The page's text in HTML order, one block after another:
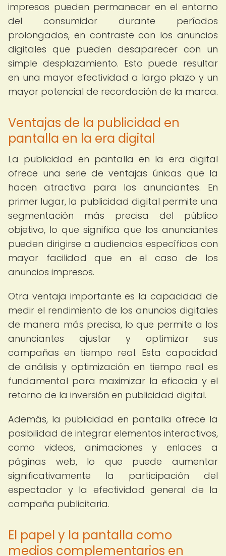
impresos pueden permanecer en el entorno
del consumidor durante períodos
prolongados, en contraste con los anuncios
digitales que pueden desaparecer con un
simple desplazamiento. Esto puede resultar
en una mayor efectividad a largo plazo y un
mayor potencial de recordación de la marca.
Ventajas de la publicidad en
pantalla en la era digital
La publicidad en pantalla en la era digital
ofrece una serie de ventajas únicas que la
hacen atractiva para los anunciantes. En
primer lugar, la publicidad digital permite una
segmentación más precisa del público
objetivo, lo que significa que los anunciantes
pueden dirigirse a audiencias específicas con
mayor facilidad que en el caso de los
anuncios impresos.
Otra ventaja importante es la capacidad de
medir el rendimiento de los anuncios digitales
de manera más precisa, lo que permite a los
anunciantes ajustar y optimizar sus
campañas en tiempo real. Esta capacidad
de análisis y optimización en tiempo real es
fundamental para maximizar la eficacia y el
retorno de la inversión en publicidad digital.
Además, la publicidad en pantalla ofrece la
posibilidad de integrar elementos interactivos,
como videos, animaciones y enlaces a
páginas web, lo que puede aumentar
significativamente la participación del
espectador y la efectividad general de la
campaña publicitaria.
El papel y la pantalla como
medios complementarios en